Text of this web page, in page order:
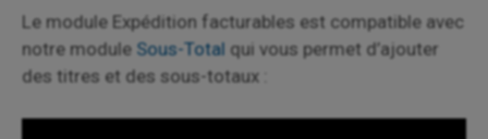
Le module Expédition facturables est compatible avec
notre module Sous-Total qui vous permet d’ajouter
des titres et des sous-totaux :